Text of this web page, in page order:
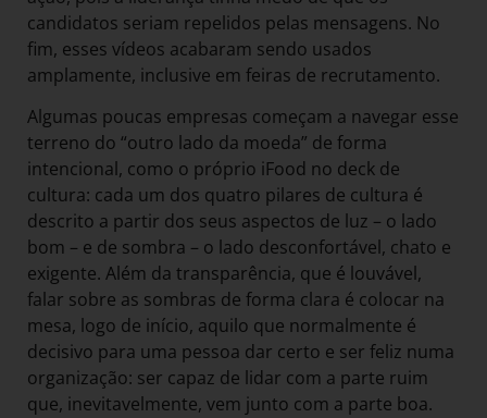
candidatos seriam repelidos pelas mensagens. No
fim, esses vídeos acabaram sendo usados
amplamente, inclusive em feiras de recrutamento.
Algumas poucas empresas começam a navegar esse
terreno do “outro lado da moeda” de forma
intencional, como o próprio iFood no deck de
cultura: cada um dos quatro pilares de cultura é
descrito a partir dos seus aspectos de luz – o lado
bom – e de sombra – o lado desconfortável, chato e
exigente. Além da transparência, que é louvável,
falar sobre as sombras de forma clara é colocar na
mesa, logo de início, aquilo que normalmente é
decisivo para uma pessoa dar certo e ser feliz numa
organização: ser capaz de lidar com a parte ruim
que, inevitavelmente, vem junto com a parte boa.